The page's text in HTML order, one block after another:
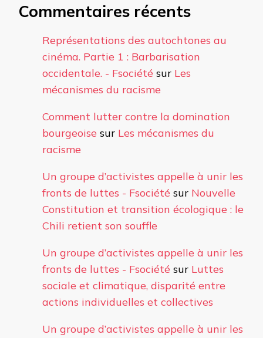
Commentaires récents
Représentations des autochtones au
cinéma. Partie 1 : Barbarisation
occidentale. - Fsociété sur Les
mécanismes du racisme
Comment lutter contre la domination
bourgeoise sur Les mécanismes du
racisme
Un groupe d’activistes appelle à unir les
fronts de luttes - Fsociété sur Nouvelle
Constitution et transition écologique : le
Chili retient son souffle
Un groupe d’activistes appelle à unir les
fronts de luttes - Fsociété sur Luttes
sociale et climatique, disparité entre
actions individuelles et collectives
Un groupe d’activistes appelle à unir les